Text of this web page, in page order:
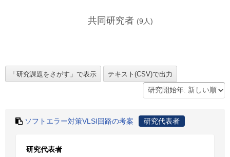
共同研究者 (9 人)
ソフトエラー対策VLSI回路の考案 研究代表者
研究代表者